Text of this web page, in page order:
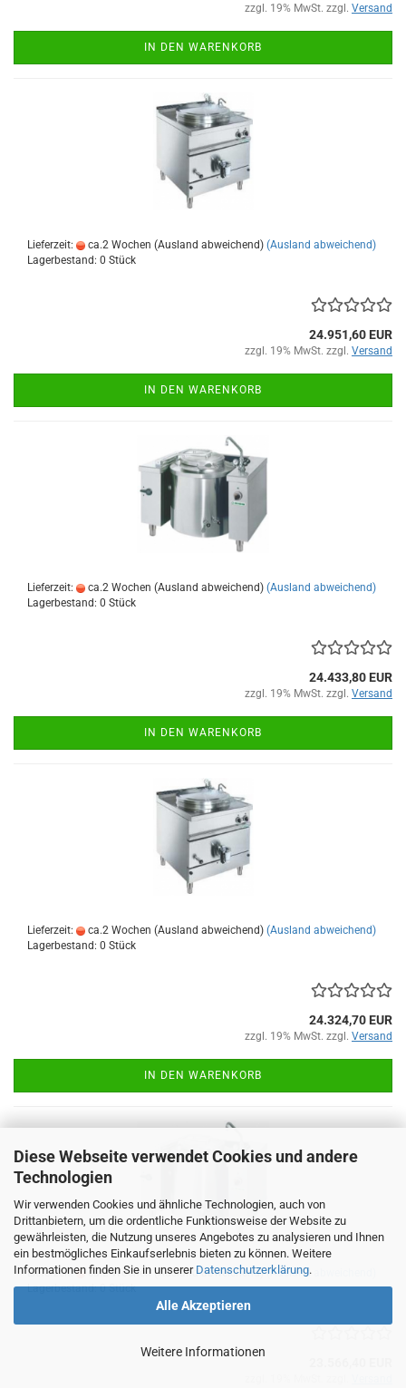
Diese Webseite verwendet Cookies und andere
Technologien
Wir verwenden Cookies und ähnliche Technologien, auch von
Drittanbietern, um die ordentliche Funktionsweise der Website zu
gewährleisten, die Nutzung unseres Angebotes zu analysieren und Ihnen
ein bestmögliches Einkaufserlebnis bieten zu können. Weitere
Informationen finden Sie in unserer Datenschutzerklärung.
Alle Akzeptieren
Weitere Informationen
zzgl. 19% MwSt. zzgl. Versand
IN DEN WARENKORB
Lieferzeit: ca.2 Wochen (Ausland abweichend) (Ausland abweichend)
Lagerbestand: 0 Stück
24.951,60 EUR
zzgl. 19% MwSt. zzgl. Versand
IN DEN WARENKORB
Lieferzeit: ca.2 Wochen (Ausland abweichend) (Ausland abweichend)
Lagerbestand: 0 Stück
24.433,80 EUR
zzgl. 19% MwSt. zzgl. Versand
IN DEN WARENKORB
Lieferzeit: ca.2 Wochen (Ausland abweichend) (Ausland abweichend)
Lagerbestand: 0 Stück
24.324,70 EUR
zzgl. 19% MwSt. zzgl. Versand
IN DEN WARENKORB
Lieferzeit: ca.2 Wochen (Ausland abweichend) (Ausland abweichend)
Lagerbestand: 0 Stück